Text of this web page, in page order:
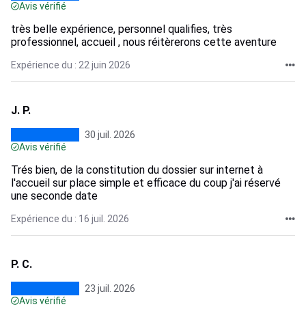
Avis vérifié
très belle expérience, personnel qualifies, très
professionnel, accueil , nous réitèrerons cette aventure
Expérience du : 22 juin 2026
J. P.
30 juil. 2026
Avis vérifié
Trés bien, de la constitution du dossier sur internet à
l'accueil sur place simple et efficace du coup j'ai réservé
une seconde date
Expérience du : 16 juil. 2026
P. C.
23 juil. 2026
Avis vérifié